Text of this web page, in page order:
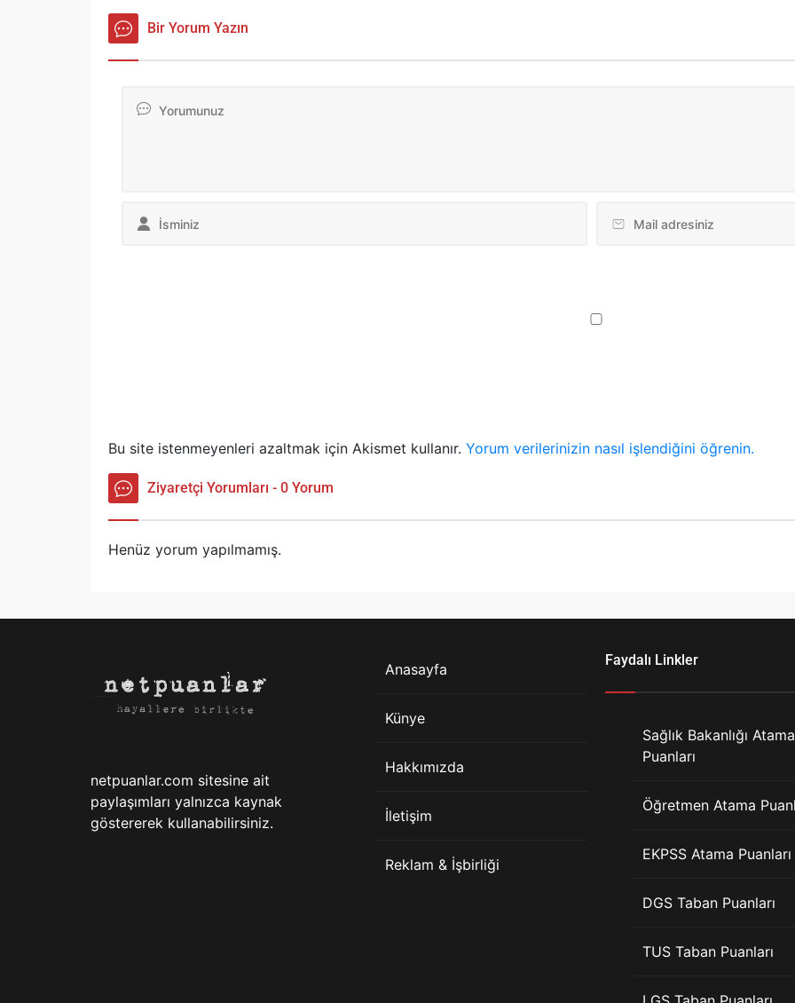
Bir Yorum Yazın
Bu site istenmeyenleri azaltmak için Akismet kullanır. Yorum verilerinizin nasıl işlendiğini öğrenin.
Ziyaretçi Yorumları - 0 Yorum
Henüz yorum yapılmamış.
netpuanlar.com sitesine ait
paylaşımları yalnızca kaynak
göstererek kullanabilirsiniz.
Anasayfa
Künye
Hakkımızda
İletişim
Reklam & İşbirliği
Faydalı Linkler
Sağlık Bakanlığı Atama
Puanları
Öğretmen Atama
EKPSS Atama Puanları
DGS Taban Puanları
TUS Taban Puanları